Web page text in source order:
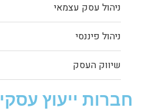
ניהול עסק עצמאי
ניהול פיננסי
שיווק העסק
חברות ייעוץ עסקי